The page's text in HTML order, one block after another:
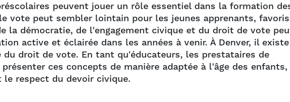
peuvent jouer un rôle essentiel dans la formation
vote peut sembler lointain pour les jeunes apprenants,
la démocratie, de l'engagement civique et du droit de vote
active et éclairée dans les années à venir. À Denver, il existe
droit de vote. En tant qu'éducateurs, les prestataires de
ces concepts de manière adaptée à l'âge des enfants,
respect du devoir civique.